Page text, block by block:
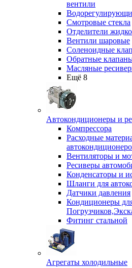
вентили
Смотровые стекла
Отделители
Вентили шаровые
Соленоидные
Обратные
Масляные
Ещё 8
Автокондиционеры и
Компрессора
Расходные
Вентиляторы и
Ресиверы
Конденсаторы и
Шланги для
Датчики давления
Кондиционеры
Фитинг стальной
Агрегаты холодильные